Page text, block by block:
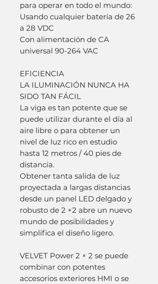
para operar en todo el mundo:
Usando cualquier batería de 26
a 28 VDC
Con alimentación de CA
universal 90-264 VAC
EFICIENCIA
LA ILUMINACIÓN NUNCA HA
SIDO TAN FÁCIL
La viga es tan potente que se
puede utilizar durante el día al
aire libre o para obtener un
nivel de luz rico en estudio
hasta 12 metros / 40 pies de
distancia.
Obtener tanta salida de luz
proyectada a largas distancias
desde un panel LED delgado y
robusto de 2 ×2 abre un nuevo
mundo de posibilidades y
simplifica el diseño ligero.
VELVET Power 2 × 2 se puede
combinar con potentes
accesorios exteriores HMI o se